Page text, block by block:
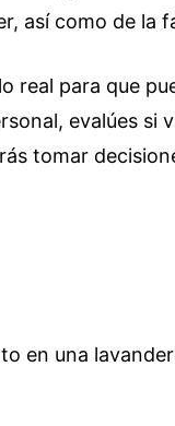
así como de la
real para que
evalúes si
tomar
en una